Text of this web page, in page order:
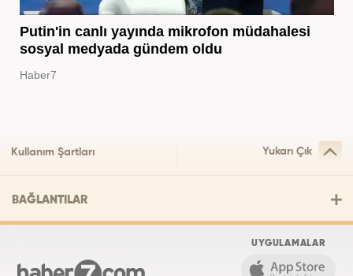
Putin'in canlı yayında mikrofon müdahalesi
sosyal medyada gündem oldu
Haber7
Kullanım Şartları Yukarı Çık
BAĞLANTILAR
UYGULAMALAR